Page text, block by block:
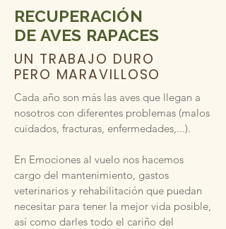
RECUPERACIÓN
DE AVES RAPACES
UN TRABAJO DURO
PERO MARAVILLOSO
Cada año son más las aves que llegan a
nosotros con diferentes problemas (malos
cuidados, fracturas, enfermedades,...).
En Emociones al vuelo nos hacemos
cargo del mantenimiento, gastos
veterinarios y rehabilitación que puedan
necesitar para tener la mejor vida posible,
así como darles todo el cariño del